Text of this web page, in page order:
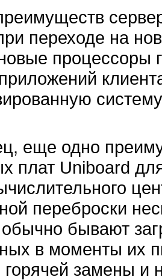
переходе на
процессоры
еще одно
плат Uniboard
переброски
бывают
в моменты их
замены и